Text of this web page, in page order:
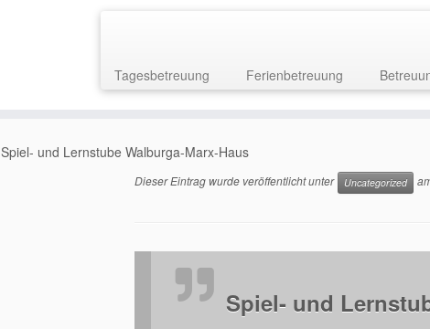
Tagesbetreuung Ferienbetreuung
Spiel- und Lernstube Walburga-Marx-Haus
Dieser Eintrag wurde veröffentlicht unter Uncategorized
Spiel- und